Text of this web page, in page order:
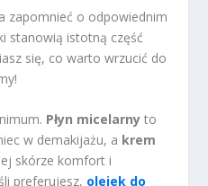
zapomnieć o odpowiednim
stanowią istotną część
się, co warto wrzucić do
Płyn micelarny to
w demakijażu, a krem
skórze komfort i
preferujesz, olejek do